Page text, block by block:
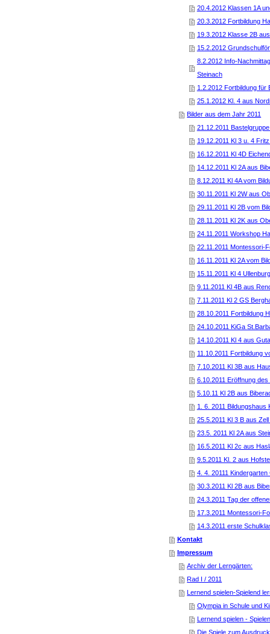
20.4.2012 Klassen 1A
20.3.2012 Fortbildung
19.3.2012 Klasse 2B
15.2.2012
8.2.2012 Info-
Steinach
1.2.2012 Fortbildung für
25.1.2012 Kl. 4 aus
Bilder aus dem Jahr 2011
21.12.2011
19.12.2011 Kl 3 u. 4
16.12.2011 Kl 4D
14.12.2011 Kl 2A aus
8.12.2011 Kl 4A vom
30.11.2011 Kl 2W aus
29.11.2011 Kl 2B vom
28.11.2011 Kl 2K aus
24.11.2011 Workshop
22.11.2011 Montessori-
16.11.2011 Kl 2A vom
15.11.2011 Kl 4
9.11.2011 Kl 4B aus
7.11.2011 Kl 2 GS
28.10.2011 Fortbildung
24.10.2011 KiGa
14.10.2011 Kl 4 aus
11.10.2011 Fortbildung
7.10.2011 Kl 3B aus
6.10.2011 Eröffnung
5.10.11 Kl 2B aus
1. 6. 2011 Bildungshaus
25.5.2011 Kl 3 B aus
23.5. 2011 Kl 2A aus
16.5.2011 Kl 2c aus
9.5.2011 Kl. 2 aus
4. 4. 20111
30.3.2011 Kl 2B aus
24.3.2011 Tag der
17.3.2011 Montessori-
14.3.2011 erste
Kontakt
Impressum
Archiv der Lerngärten:
Rad I / 2011
Lernend spielen-Spielend
Olympia in Schule und
Lernend spielen -
Die Spiele zum